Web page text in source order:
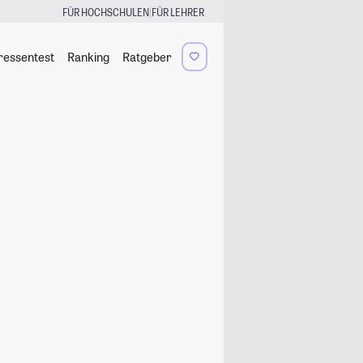
FÜR HOCHSCHULEN|FÜR LEHRER
Ranking Ratgeber